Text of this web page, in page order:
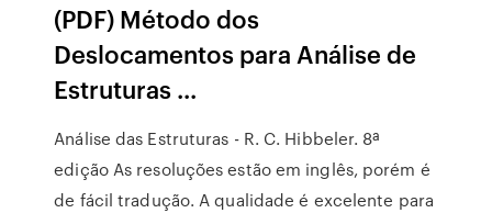
(PDF) Método dos
Deslocamentos para Análise de
Estruturas ...
Análise das Estruturas - R. C. Hibbeler. 8ª
edição As resoluções estão em inglês, porém é
de fácil tradução. A qualidade é excelente para